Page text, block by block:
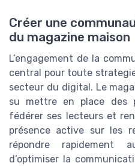
Créer une
du magazine maison
L’engagement de la
central pour toute
secteur du digital. Le
su mettre en place des
fédérer ses lecteurs et
présence active sur les
répondre rapidement
d’optimiser la